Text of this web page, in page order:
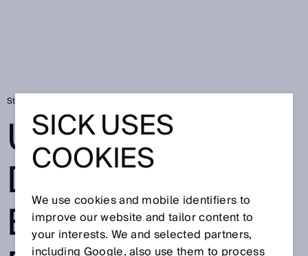
Startseite
ULTRASCHALL-
DURCHFLUSSM
ESSUNG FÜR
SICK USES
COOKIES
We use cookies and mobile identifiers to
improve our website and tailor content to
your interests. We and selected partners,
including Google, also use them to process